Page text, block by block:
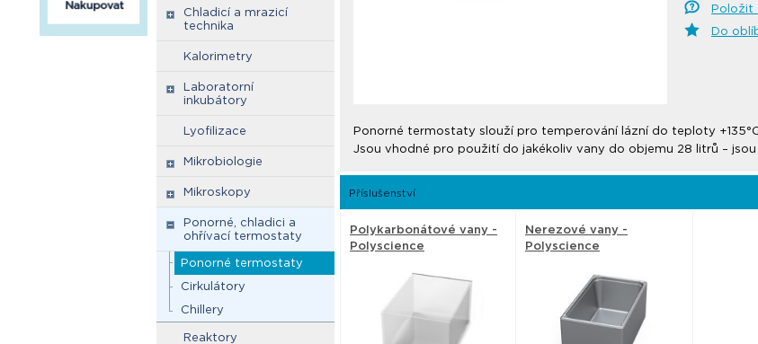
Chladicí a mrazicí
technika
Kalorimetry
Laboratorní
inkubátory
Lyofilizace
Mikrobiologie
Mikroskopy
Ponorné, chladici a
ohřívací termostaty
Ponorné termostaty
Cirkulátory
Chillery
Reaktory
Položit
Do
Ponorné termostaty slouží pro temperování lázní do teploty
Jsou vhodné pro použití do jakékoliv vany do objemu 28 litrů –
Příslušenství
Polykarbonátové vany -
Polyscience
Nerezové vany -
Polyscience